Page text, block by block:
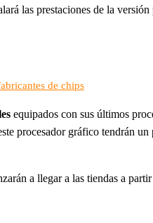
las prestaciones de la
de chips
equipados con sus últimos
procesador gráfico tendrán
a llegar a las tiendas a